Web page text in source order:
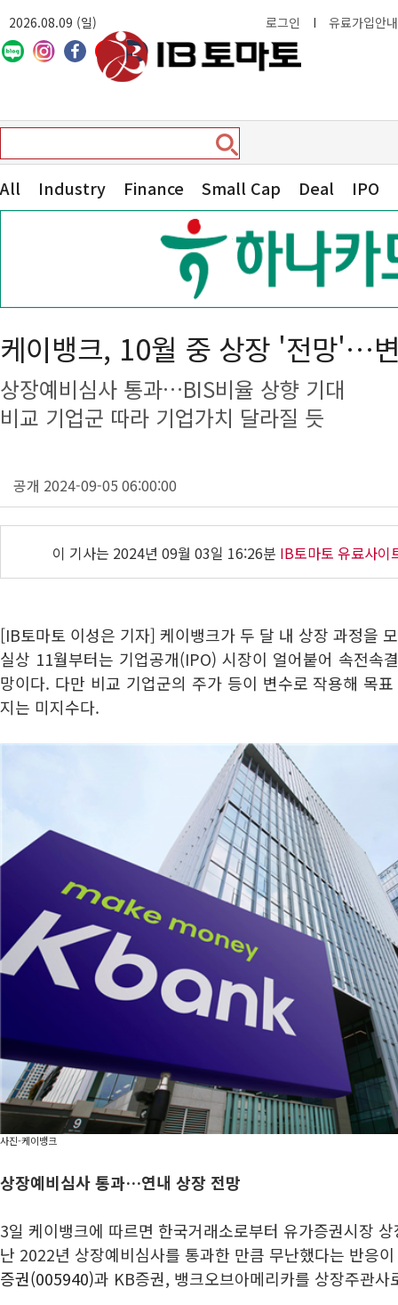
2026.08.09 (일) 로그인 I 유료가입안내
All Industry Finance Small Cap Deal IPO
케이뱅크, 10월 중 상장 '전망'…
상장예비심사 통과…BIS비율 상향 기대
비교 기업군 따라 기업가치 달라질 듯
공개 2024-09-05 06:00:00
이 기사는 2024년 09월 03일 16:26분 IB토마토 유료사이
[IB토마토 이성은 기자] 케이뱅크가 두 달 내 상장 과정을
실상 11월부터는 기업공개(IPO) 시장이 얼어붙어 속전속
망이다. 다만 비교 기업군의 주가 등이 변수로 작용해 목
지는 미지수다.
사진-케이뱅크
상장예비심사 통과…연내 상장 전망
3일 케이뱅크에 따르면 한국거래소로부터 유가증권시장
난 2022년 상장예비심사를 통과한 만큼 무난했다는 반응
증권(005940)과 KB증권, 뱅크오브아메리카를 상장주관사